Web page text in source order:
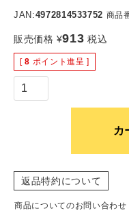
JAN:4972814533752 商品
販売価格 ¥913 税込
[ 8 ポイント進呈 ]
カ
返品特約について
商品についてのお問い合わせ